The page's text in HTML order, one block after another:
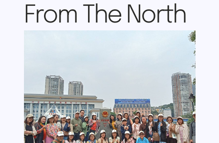
From The North